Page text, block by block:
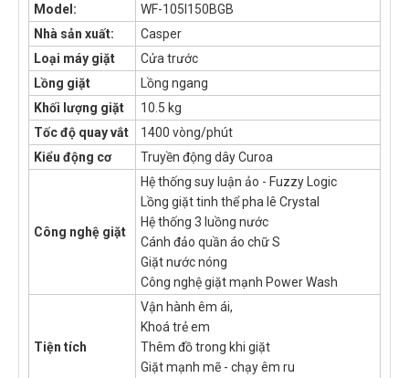
Model:
WF-105I150BGB
Nhà sản xuất:
Casper
Loại máy giặt
Cửa trước
Lồng giặt
Lồng ngang
Khối lượng giặt
10.5 kg
Tốc độ quay vắt
1400 vòng/phút
Kiểu động cơ
Truyền động dây Curoa
Công nghệ giặt
Hệ thống suy luận ảo - Fuzzy Logic
Lồng giặt tinh thể pha lê Crystal
Hệ thống 3 luồng nước
Cánh đảo quần áo chữ S
Giặt nước nóng
Công nghệ giặt mạnh Power Wash
Tiện tích
Vận hành êm ái,
Khoá trẻ em
Thêm đồ trong khi giặt
Giặt mạnh mẽ - chạy êm ru